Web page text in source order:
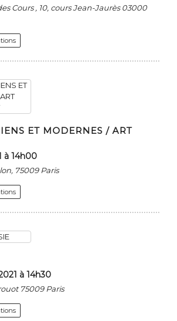
Cours , 10, cours Jean-Jaurès 03000
ET MODERNES / ART
à 14h00
75009 Paris
à 14h30
75009 Paris